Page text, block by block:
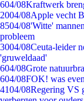
604/08Kraftwerk
2004/08Apple vecht
8504/08'Witte'
probleem
3004/08Ceuta-leider
'gruweldaad'
604/08Grote
604/08FOK! was
4104/08Regering VS